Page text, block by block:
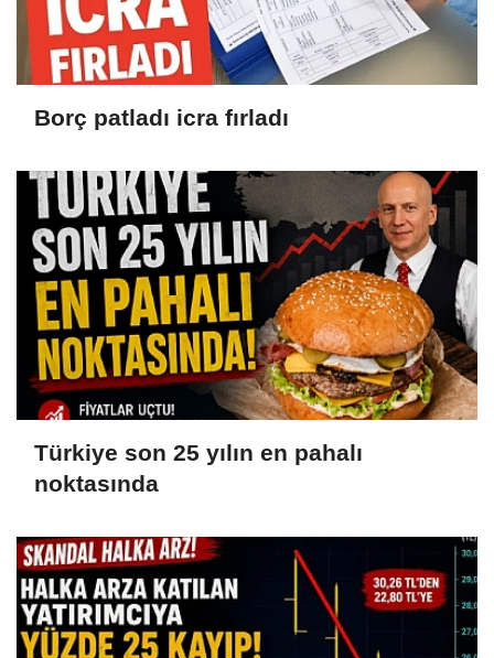
Borç patladı icra fırladı
Türkiye son 25 yılın en pahalı
noktasında